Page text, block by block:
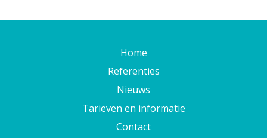
Home
Referenties
Nieuws
Tarieven en informatie
Contact